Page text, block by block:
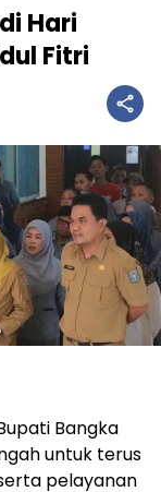
Hari
Fitri
Bangka
untuk terus
pelayanan